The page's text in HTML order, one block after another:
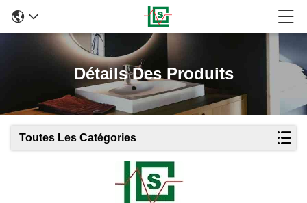
Détails Des Produits
Toutes Les Catégories